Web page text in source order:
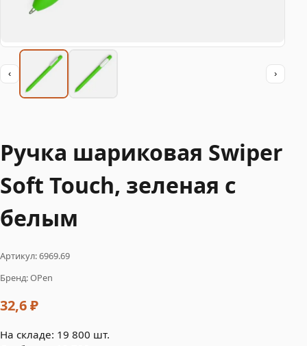
‹ ›
Ручка шариковая Swiper
Soft Touch, зеленая с
белым
Артикул: 6969.69
Бренд: OPen
32,6 ₽
На складе: 19 800 шт.